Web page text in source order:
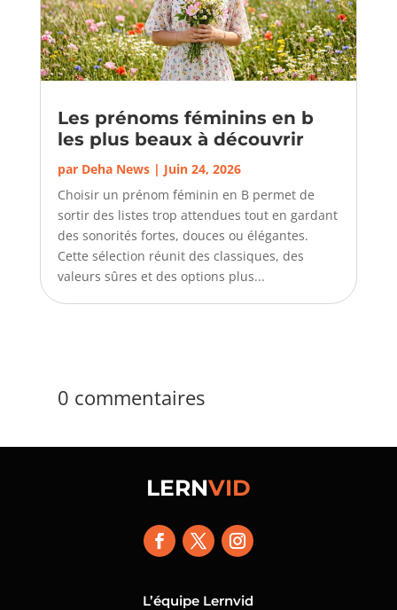
Les prénoms féminins en b
les plus beaux à découvrir
par Deha News| Juin 24, 2026
Choisir un prénom féminin en B permet de
sortir des listes trop attendues tout en gardant
des sonorités fortes, douces ou élégantes.
Cette sélection réunit des classiques, des
valeurs sûres et des options plus...
0 commentaires
LERNVID
L’équipe Lernvid